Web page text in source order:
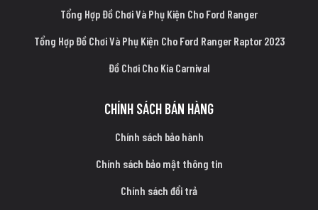
Tổng Hợp Đồ Chơi Và Phụ Kiện Cho Ford Ranger
Tổng Hợp Đồ Chơi Và Phụ Kiện Cho Ford Ranger Raptor 2023
Đồ Chơi Cho Kia Carnival
CHÍNH SÁCH BÁN HÀNG
Chính sách bảo hành
Chính sách bảo mật thông tin
Chính sách đổi trả